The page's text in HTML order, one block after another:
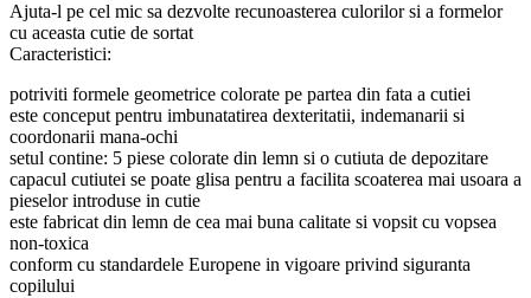
Ajuta-l pe cel mic sa dezvolte recunoasterea culorilor si a formelor
cu aceasta cutie de sortat
Caracteristici:
potriviti formele geometrice colorate pe partea din fata a cutiei
este conceput pentru imbunatatirea dexteritatii, indemanarii si
coordonarii mana-ochi
setul contine: 5 piese colorate din lemn si o cutiuta de depozitare
capacul cutiutei se poate glisa pentru a facilita scoaterea mai usoara a
pieselor introduse in cutie
este fabricat din lemn de cea mai buna calitate si vopsit cu vopsea
non-toxica
conform cu standardele Europene in vigoare privind siguranta
copilului